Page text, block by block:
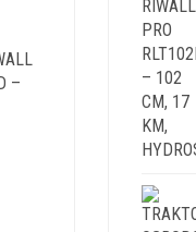
ZŁ.
–